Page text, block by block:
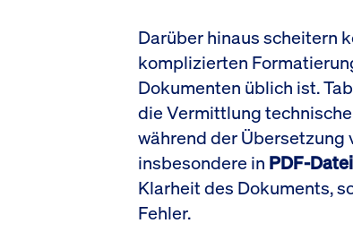
Darüber hinaus scheitern
komplizierten
Dokumenten üblich ist.
die Vermittlung
während der
insbesondere in PDF-
Klarheit des Dokuments,
Fehler.